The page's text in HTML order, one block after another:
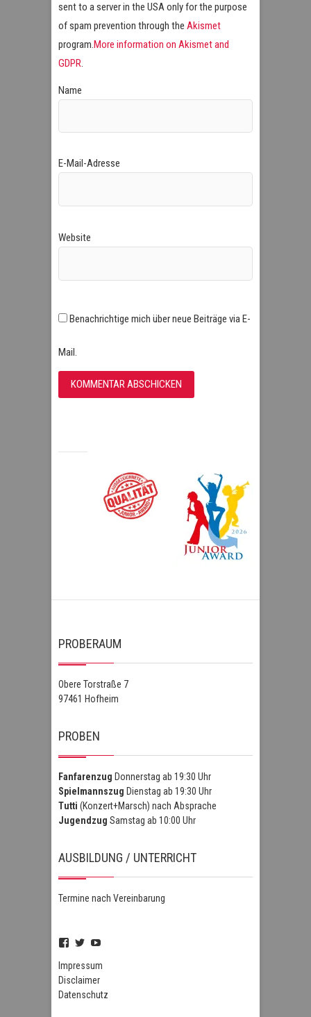
sent to a server in the USA only for the purpose
of spam prevention through the Akismet
program.More information on Akismet and
GDPR.
Name
E-Mail-Adresse
Website
Benachrichtige mich über neue Beiträge via E-
Mail.
PROBERAUM
Obere Torstraße 7
97461 Hofheim
PROBEN
Fanfarenzug Donnerstag ab 19:30 Uhr
Spielmannszug Dienstag ab 19:30 Uhr
Tutti (Konzert+Marsch) nach Absprache
Jugendzug Samstag ab 10:00 Uhr
AUSBILDUNG / UNTERRICHT
Termine nach Vereinbarung
Profil
FSZHofheim
auf
Facebook
anzeigen
Profil
FSZHOH
auf
Twitter
anzeigen
UCIPUnOSBlWxEpiBka0jOAfw
anzeigen
Impressum
Disclaimer
Datenschutz